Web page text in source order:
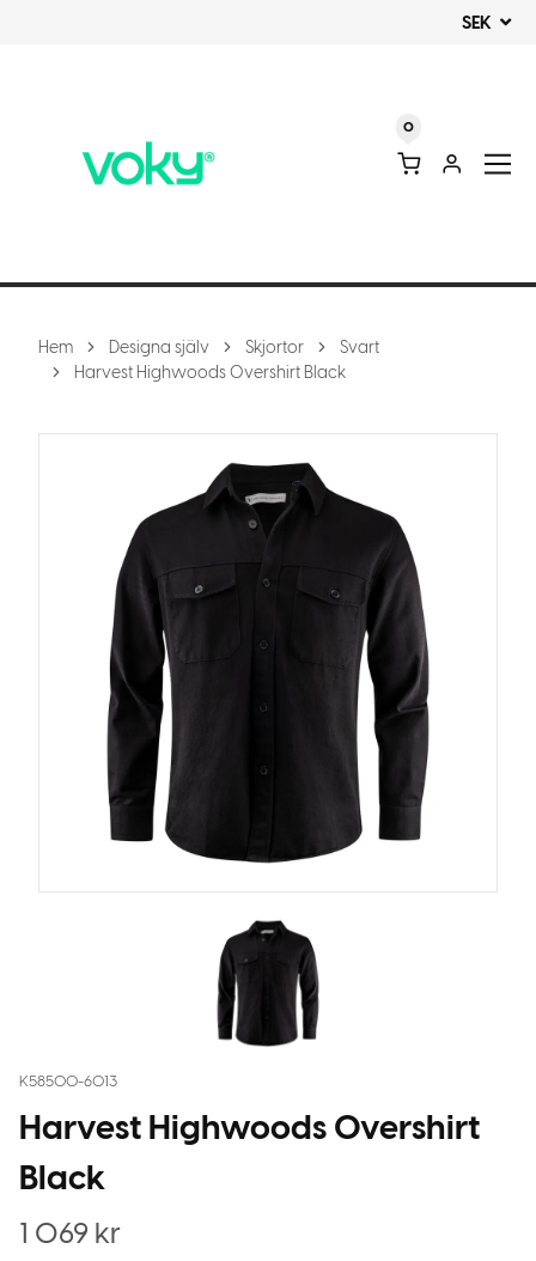
SEK
0
Hem Designa själv Skjortor
Svart
Harvest Highwoods Overshirt Black
K58500-6013
Harvest Highwoods Overshirt
Black
1 069 kr